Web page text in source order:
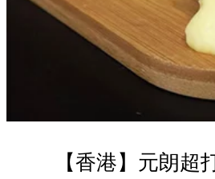
【香港】元朗